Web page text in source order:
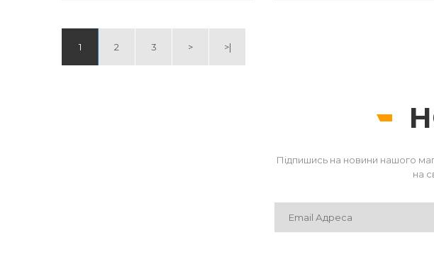
1 2 3 > >|
Підпишись на новини нашого
на